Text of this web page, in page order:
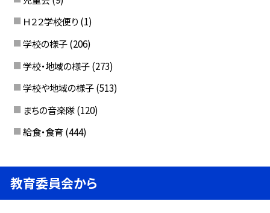
Ｈ２２学校便り (1)
学校の様子 (206)
学校・地域の様子 (273)
学校や地域の様子 (513)
まちの音楽隊 (120)
給食・食育 (444)
教育委員会から